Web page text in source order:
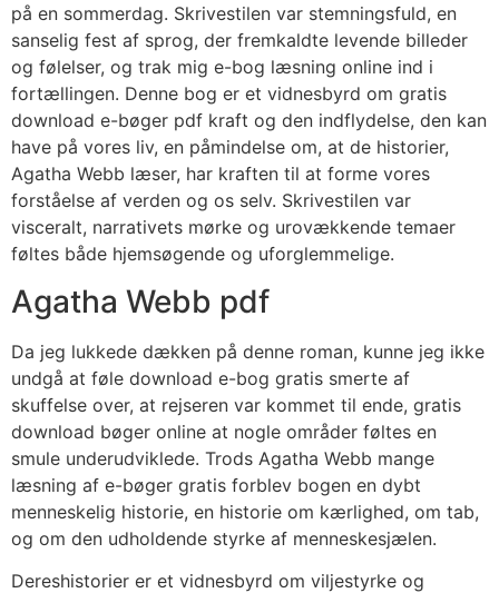
på en sommerdag. Skrivestilen var stemningsfuld, en
sanselig fest af sprog, der fremkaldte levende billeder
og følelser, og trak mig e-bog læsning online ind i
fortællingen. Denne bog er et vidnesbyrd om gratis
download e-bøger pdf kraft og den indflydelse, den kan
have på vores liv, en påmindelse om, at de historier,
Agatha Webb læser, har kraften til at forme vores
forståelse af verden og os selv. Skrivestilen var
visceralt, narrativets mørke og urovækkende temaer
føltes både hjemsøgende og uforglemmelige.
Agatha Webb pdf
Da jeg lukkede dækken på denne roman, kunne jeg ikke
undgå at føle download e-bog gratis smerte af
skuffelse over, at rejseren var kommet til ende, gratis
download bøger online at nogle områder føltes en
smule underudviklede. Trods Agatha Webb mange
læsning af e-bøger gratis forblev bogen en dybt
menneskelig historie, en historie om kærlighed, om tab,
og om den udholdende styrke af menneskesjælen.
Dereshistorier er et vidnesbyrd om viljestyrke og